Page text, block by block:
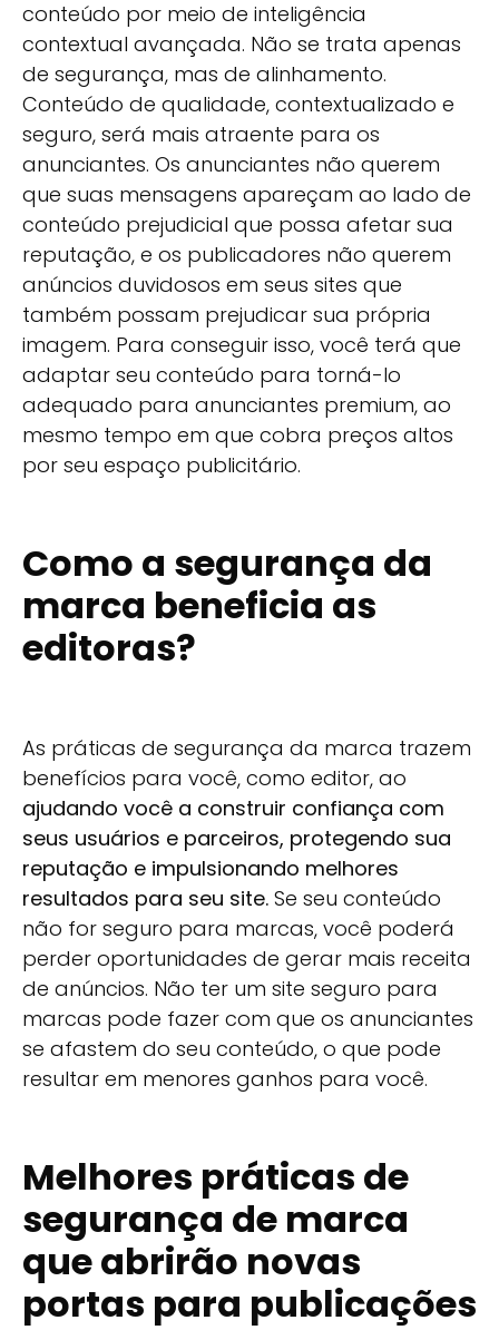
conteúdo por meio de inteligência
contextual avançada. Não se trata apenas
de segurança, mas de alinhamento.
Conteúdo de qualidade, contextualizado e
seguro, será mais atraente para os
anunciantes. Os anunciantes não querem
que suas mensagens apareçam ao lado de
conteúdo prejudicial que possa afetar sua
reputação, e os publicadores não querem
anúncios duvidosos em seus sites que
também possam prejudicar sua própria
imagem. Para conseguir isso, você terá que
adaptar seu conteúdo para torná-lo
adequado para anunciantes premium, ao
mesmo tempo em que cobra preços altos
por seu espaço publicitário.
Como a segurança da
marca beneficia as
editoras?
As práticas de segurança da marca trazem
benefícios para você, como editor, ao
ajudando você a construir confiança com
seus usuários e parceiros, protegendo sua
reputação e impulsionando melhores
resultados para seu site. Se seu conteúdo
não for seguro para marcas, você poderá
perder oportunidades de gerar mais receita
de anúncios. Não ter um site seguro para
marcas pode fazer com que os anunciantes
se afastem do seu conteúdo, o que pode
resultar em menores ganhos para você.
Melhores práticas de
segurança de marca
que abrirão novas
portas para publicações